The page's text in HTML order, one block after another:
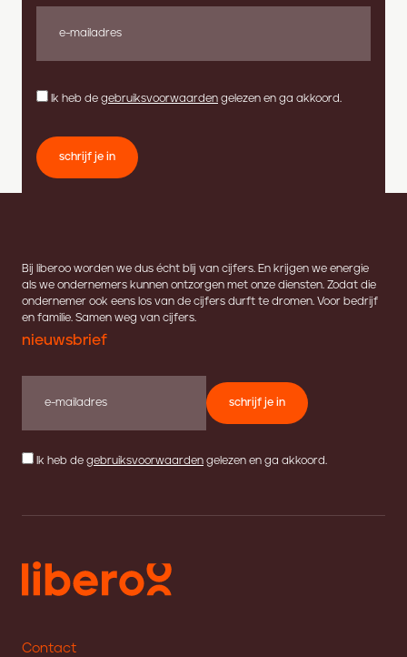
Ik heb de gebruiksvoorwaarden gelezen en ga akkoord.
schrijf je in
Bij liberoo worden we dus écht blij van cijfers. En krijgen we energie
als we ondernemers kunnen ontzorgen met onze diensten. Zodat die
ondernemer ook eens los van de cijfers durft te dromen. Voor bedrijf
en familie. Samen weg van cijfers.
nieuwsbrief
schrijf je in
Ik heb de gebruiksvoorwaarden gelezen en ga akkoord.
Contact